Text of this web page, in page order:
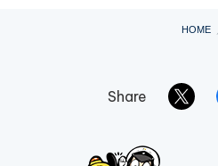
HOME
Share